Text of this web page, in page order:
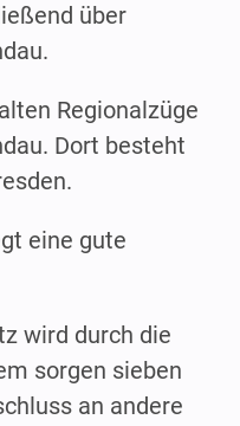
über
Regionalzüge
Dort besteht
eine gute
wird durch die
sorgen sieben
an andere